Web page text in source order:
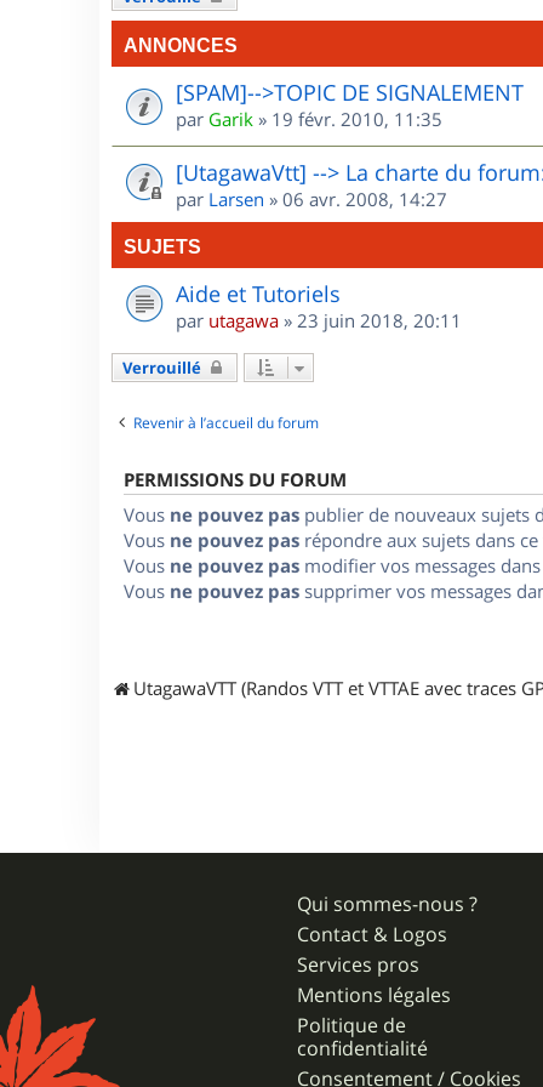
ANNONCES
[SPAM]-->TOPIC DE SIGNALEMENT
par Garik » 19 févr. 2010, 11:35
[UtagawaVtt] --> La charte du
par Larsen » 06 avr. 2008, 14:27
SUJETS
Aide et Tutoriels
par utagawa » 23 juin 2018, 20:11
Verrouillé
Revenir à l’accueil du forum
PERMISSIONS DU FORUM
Vous ne pouvez pas publier de nouveaux sujets
Vous ne pouvez pas répondre aux sujets dans
Vous ne pouvez pas modifier vos messages
Vous ne pouvez pas supprimer vos messages
UtagawaVTT (Randos VTT et VTTAE avec traces
Qui sommes-nous ?
Contact & Logos
Services pros
Mentions légales
Politique de
confidentialité
Consentement / Cookies